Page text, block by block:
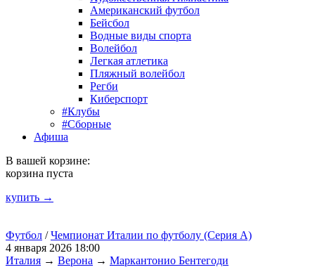
Американский футбол
Бейсбол
Водные виды спорта
Волейбол
Легкая атлетика
Пляжный волейбол
Регби
Киберспорт
#Клубы
#Сборные
Афиша
В вашей корзине:
корзина пуста
купить →
Футбол /Чемпионат Италии по футболу (Серия А)
4 января 2026 18:00
Италия → Верона → Маркантонио Бентегоди